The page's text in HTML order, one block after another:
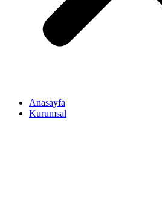
Anasayfa
Kurumsal